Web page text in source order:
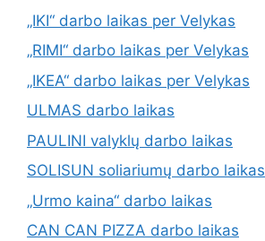
„IKI“ darbo laikas per Velykas
„RIMI“ darbo laikas per Velykas
„IKEA“ darbo laikas per Velykas
ULMAS darbo laikas
PAULINI valyklų darbo laikas
SOLISUN soliariumų darbo laikas
„Urmo kaina“ darbo laikas
CAN CAN PIZZA darbo laikas